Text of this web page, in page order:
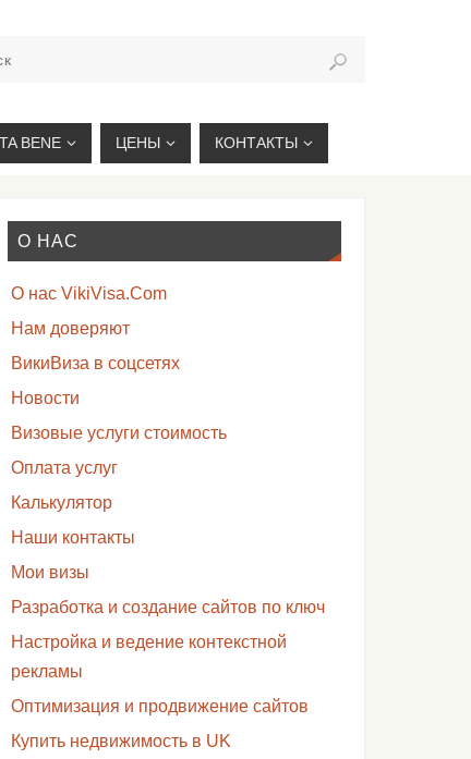
BENE ЦЕНЫ КОНТАКТЫ
О НАС
О нас VikiVisa.Com
Нам доверяют
ВикиВиза в соцсетях
Новости
Визовые услуги стоимость
Оплата услуг
Калькулятор
Наши контакты
Мои визы
Разработка и создание сайтов по ключ
Настройка и ведение контекстной
рекламы
Оптимизация и продвижение сайтов
Купить недвижимость в UK